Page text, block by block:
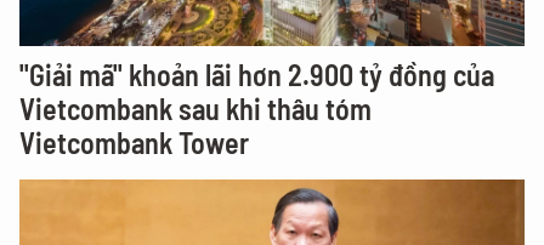
"Giải mã" khoản lãi hơn 2.900 tỷ đồng của
Vietcombank sau khi thâu tóm
Vietcombank Tower